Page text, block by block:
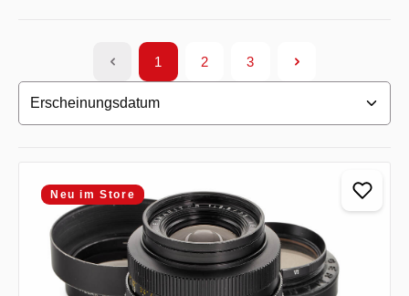
Seite
1
Seite
2
Seite
3
Neu im Store